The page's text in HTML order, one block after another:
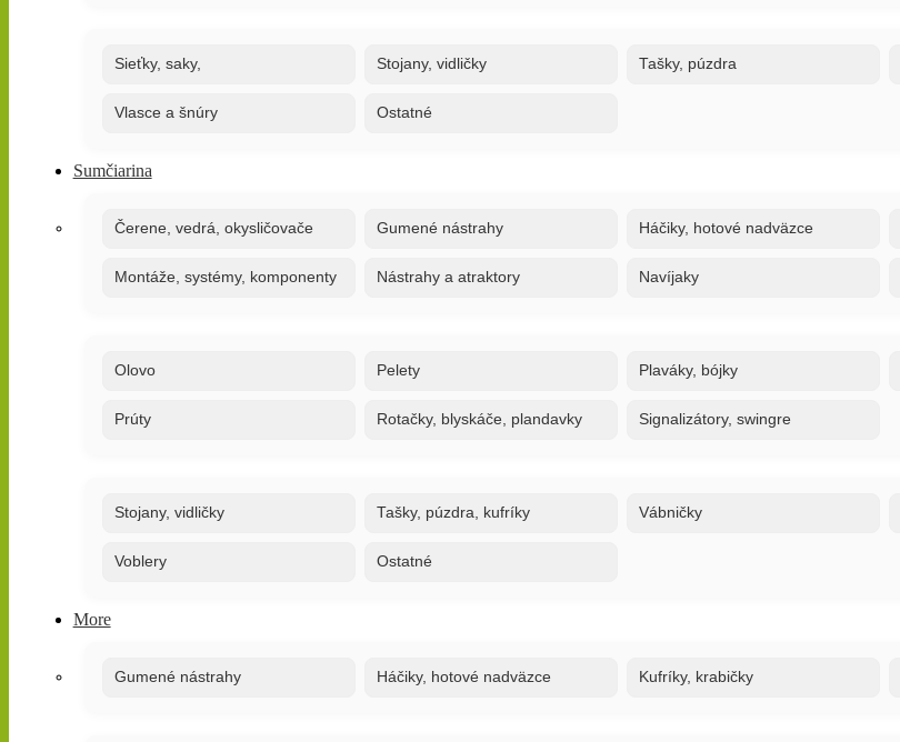
Sieťky, saky, Stojany, vidličky Tašky, púzdra
Vlasce a šnúry Ostatné
Sumčiarina
Čerene, vedrá, okysličovače Gumené nástrahy Háčiky, hotové nadväzce
Montáže, systémy, komponenty Nástrahy a atraktory Navíjaky
Olovo Pelety Plaváky, bójky
Prúty Rotačky, blyskáče, plandavky Signalizátory, swingre
Stojany, vidličky Tašky, púzdra, kufríky Vábničky
Voblery Ostatné
More
Gumené nástrahy Háčiky, hotové nadväzce Kufríky, krabičky